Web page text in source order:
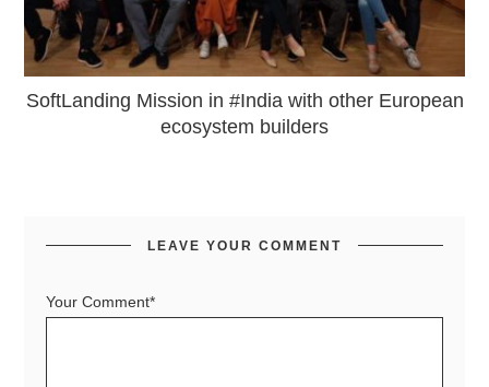
SoftLanding Mission in #India with other European
ecosystem builders
LEAVE YOUR COMMENT
Your Comment*